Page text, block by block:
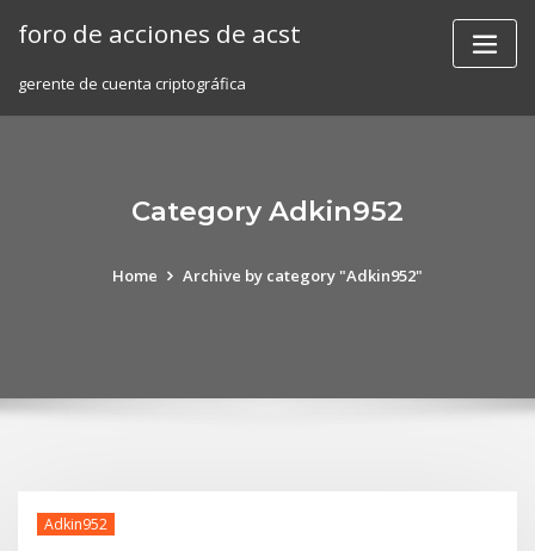
foro de acciones de acst
gerente de cuenta criptográfica
Category Adkin952
Home Archive by category "Adkin952"
Adkin952